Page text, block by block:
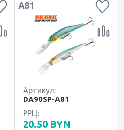
А81
Артикул:
DA90SP-A81
РРЦ:
20.50 BYN